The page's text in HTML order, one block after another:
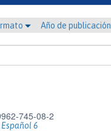
Año de publicación
745-08-2
6